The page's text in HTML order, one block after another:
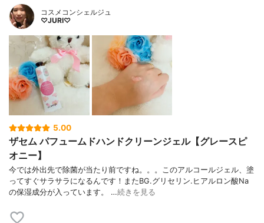
コスメコンシェルジュ
♡JURI♡
5.00
ザセム パフュームドハンドクリーンジェル【グレースピ
オニー】
今では外出先で除菌が当たり前ですね。。。このアルコールジェル、塗
ってすぐサラサラになるんです！またBG.グリセリン.ヒアルロン酸Na
の保湿成分が入っています。 …続きを見る